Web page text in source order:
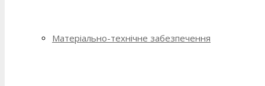
Матеріально-технічне забезпечення